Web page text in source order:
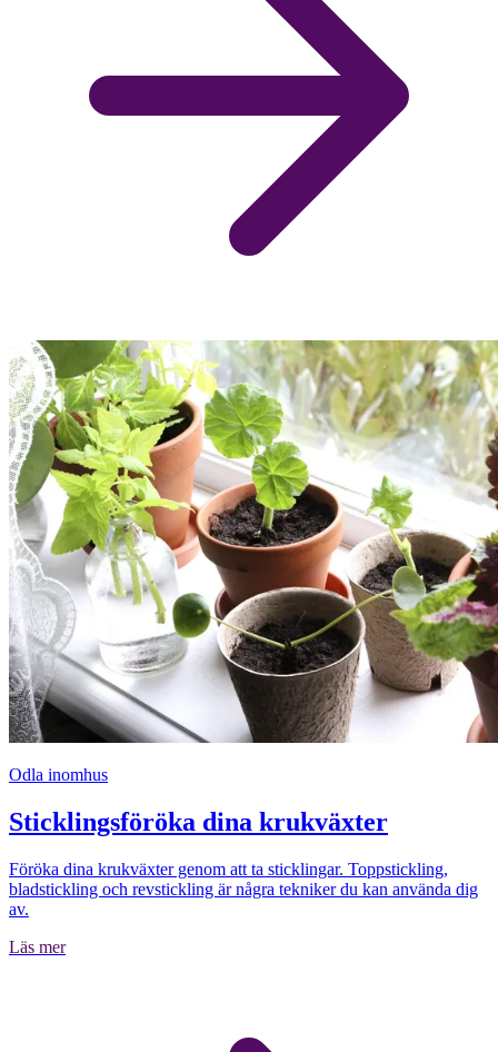
Odla inomhus
Sticklingsföröka dina krukväxter
Föröka dina krukväxter genom att ta sticklingar. Toppstickling,
bladstickling och revstickling är några tekniker du kan använda dig
av.
Läs mer